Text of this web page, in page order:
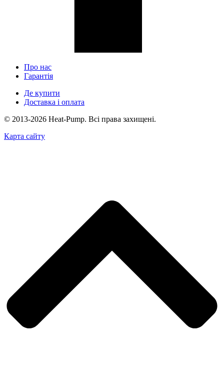
Про нас
Гарантія
Де купити
Доставка і оплата
© 2013-2026 Heat-Pump. Всі права захищені.
Карта сайту